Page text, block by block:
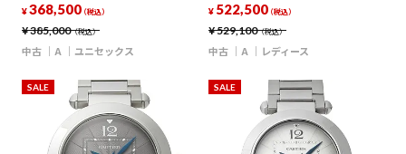
¥385,000（税込）
¥368,500（税込）
中古 A ユニセックス
¥529,100（税込）
¥ 522,500（税込）
中古 A レディース
SALE SALE